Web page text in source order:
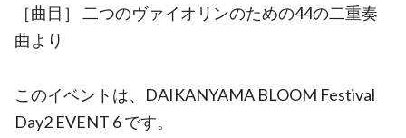
［曲目］ 二つのヴァイオリンのための44の二重奏
曲より
このイベントは、DAIKANYAMA BLOOM Festival
Day2 EVENT 6 です。